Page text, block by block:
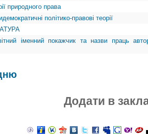
природного права
політико-правові теорії
іменний покажчик та назви праць
Додати в